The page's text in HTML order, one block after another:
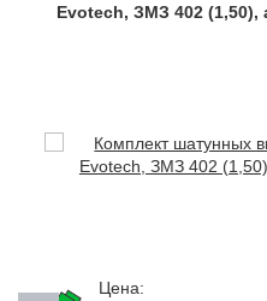
Evotech, ЗМЗ 402 (1,50),
Цена: